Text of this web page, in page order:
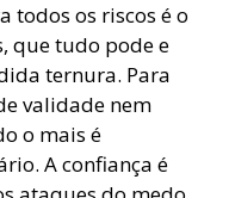
todos os riscos é o
que tudo pode e
ternura. Para
validade nem
o mais é
A confiança é